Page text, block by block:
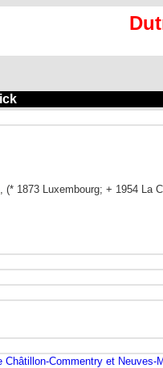
, (* 1873 Luxembourg; + 1954 La
Châtillon-Commentry et Neuves-